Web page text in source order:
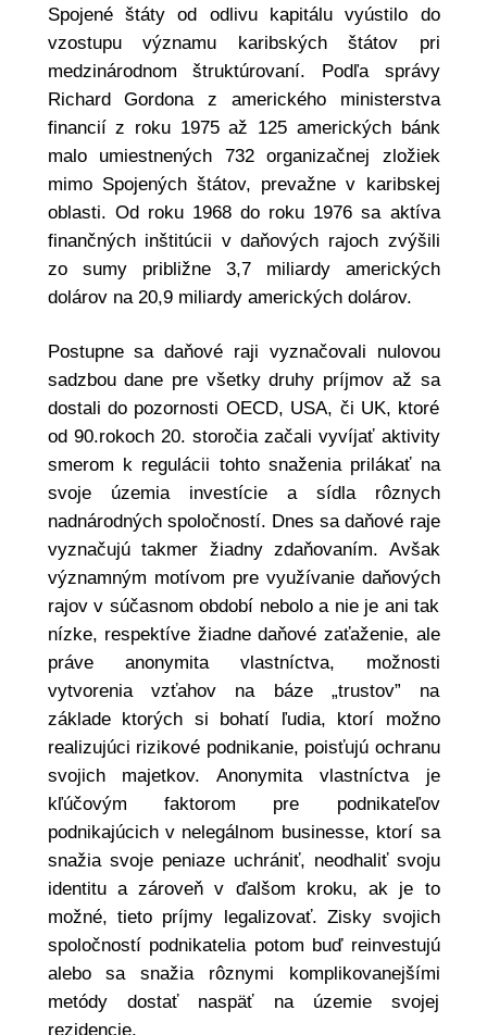
Spojené štáty od odlivu kapitálu vyústilo do
vzostupu významu karibských štátov pri
medzinárodnom štruktúrovaní. Podľa správy
Richard Gordona z amerického ministerstva
financií z roku 1975 až 125 amerických bánk
malo umiestnených 732 organizačnej zložiek
mimo Spojených štátov, prevažne v karibskej
oblasti. Od roku 1968 do roku 1976 sa aktíva
finančných inštitúcii v daňových rajoch zvýšili
zo sumy približne 3,7 miliardy amerických
dolárov na 20,9 miliardy amerických dolárov.
Postupne sa daňové raji vyznačovali nulovou
sadzbou dane pre všetky druhy príjmov až sa
dostali do pozornosti OECD, USA, či UK, ktoré
od 90.rokoch 20. storočia začali vyvíjať aktivity
smerom k regulácii tohto snaženia prilákať na
svoje územia investície a sídla rôznych
nadnárodných spoločností. Dnes sa daňové raje
vyznačujú takmer žiadny zdaňovaním. Avšak
významným motívom pre využívanie daňových
rajov v súčasnom období nebolo a nie je ani tak
nízke, respektíve žiadne daňové zaťaženie, ale
práve anonymita vlastníctva, možnosti
vytvorenia vzťahov na báze „trustov” na
základe ktorých si bohatí ľudia, ktorí možno
realizujúci rizikové podnikanie, poisťujú ochranu
svojich majetkov. Anonymita vlastníctva je
kľúčovým faktorom pre podnikateľov
podnikajúcich v nelegálnom businesse, ktorí sa
snažia svoje peniaze uchrániť, neodhaliť svoju
identitu a zároveň v ďalšom kroku, ak je to
možné, tieto príjmy legalizovať. Zisky svojich
spoločností podnikatelia potom buď reinvestujú
alebo sa snažia rôznymi komplikovanejšími
metódy dostať naspäť na územie svojej
rezidencie.